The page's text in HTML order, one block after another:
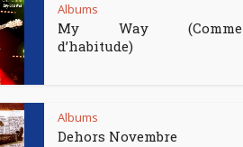
Albums
My Way (Comme
d’habitude)
Albums
Dehors Novembre